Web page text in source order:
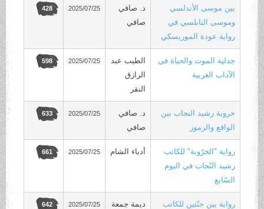
بين موسى الأندلسي
وموسى النابلسي في
رواية عودة الموريسكي
د. صافي
صافي
2025/07/25
428
جدلية الموت والحياة في
الآداب الغربية
الطيب عبد
الرازق
النقر
2025/07/25
598
خروبة رشيد النجاب بين
الواقع والرموز
د. صافي
صافي
2025/07/25
633
رواية "الخرّوبة" للكاتب
رشيد النّجاب في اليوم
السّابع
أدباء الشام 2025/07/25
661
رواية بين جنّتين للكاتب
ديمة جمعة
2025/07/25
642